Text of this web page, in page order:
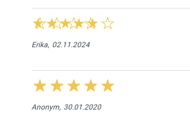
Erika, 02.11.2024
Anonym, 30.01.2020